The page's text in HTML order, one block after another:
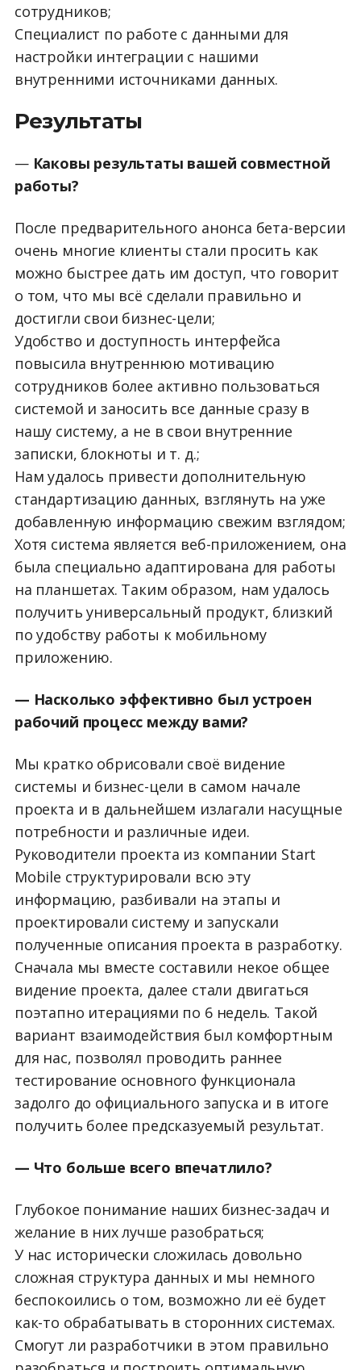
сотрудников;
Специалист по работе с данными для
настройки интеграции с нашими
внутренними источниками данных.
Результаты
— Каковы результаты вашей совместной
работы?
После предварительного анонса бета-версии
очень многие клиенты стали просить как
можно быстрее дать им доступ, что говорит
о том, что мы всё сделали правильно и
достигли свои бизнес-цели;
Удобство и доступность интерфейса
повысила внутреннюю мотивацию
сотрудников более активно пользоваться
системой и заносить все данные сразу в
нашу систему, а не в свои внутренние
записки, блокноты и т. д.;
Нам удалось привести дополнительную
стандартизацию данных, взглянуть на уже
добавленную информацию свежим взглядом;
Хотя система является веб-приложением, она
была специально адаптирована для работы
на планшетах. Таким образом, нам удалось
получить универсальный продукт, близкий
по удобству работы к мобильному
приложению.
— Насколько эффективно был устроен
рабочий процесс между вами?
Мы кратко обрисовали своё видение
системы и бизнес-цели в самом начале
проекта и в дальнейшем излагали насущные
потребности и различные идеи.
Руководители проекта из компании Start
Mobile структурировали всю эту
информацию, разбивали на этапы и
проектировали систему и запускали
полученные описания проекта в разработку.
Сначала мы вместе составили некое общее
видение проекта, далее стали двигаться
поэтапно итерациями по 6 недель. Такой
вариант взаимодействия был комфортным
для нас, позволял проводить раннее
тестирование основного функционала
задолго до официального запуска и в итоге
получить более предсказуемый результат.
— Что больше всего впечатлило?
Глубокое понимание наших бизнес-задач и
желание в них лучше разобраться;
У нас исторически сложилась довольно
сложная структура данных и мы немного
беспокоились о том, возможно ли её будет
как-то обрабатывать в сторонних системах.
Смогут ли разработчики в этом правильно